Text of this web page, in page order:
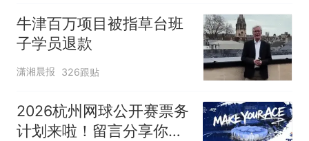
牛津百万项目被指草台班
子学员退款
潇湘晨报 326跟贴
2026杭州网球公开赛票务
计划来啦！留言分享你的